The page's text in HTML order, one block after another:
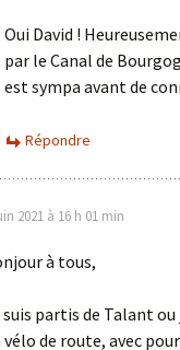
Oui David !
par le Canal de
est sympa avant de
Répondre
2021 à 16 h 01 min
à tous,
suis partis de Talant
vélo de route, avec